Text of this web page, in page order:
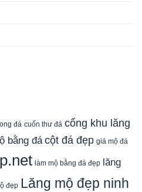
đá cuốn thư đá cổng khu lăng
bằng đá cột đá đẹp giá mộ đá
làm mộ bằng đá đẹp lăng
đẹp Lăng mộ đẹp ninh